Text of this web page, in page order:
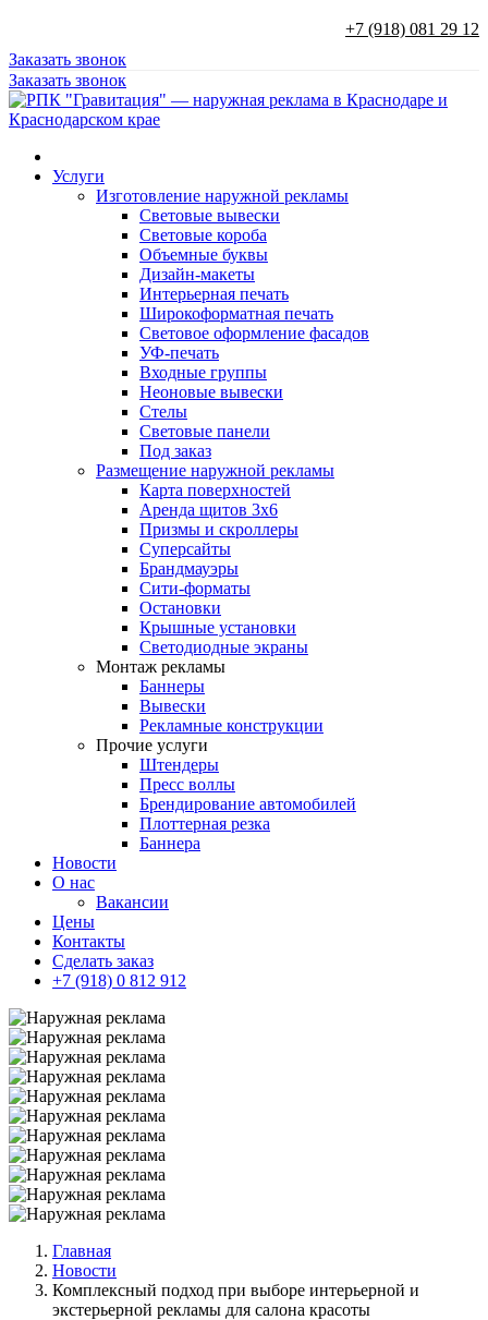
+7 (918) 081 29 12
Заказать звонок
Заказать звонок
Услуги
Изготовление наружной рекламы
Световые вывески
Световые короба
Объемные буквы
Дизайн-макеты
Интерьерная печать
Широкоформатная печать
Световое оформление фасадов
УФ-печать
Входные группы
Неоновые вывески
Стелы
Световые панели
Под заказ
Размещение наружной рекламы
Карта поверхностей
Аренда щитов 3х6
Призмы и скроллеры
Суперсайты
Брандмауэры
Сити-форматы
Остановки
Крышные установки
Светодиодные экраны
Монтаж рекламы
Баннеры
Вывески
Рекламные конструкции
Прочие услуги
Штендеры
Пресс воллы
Брендирование автомобилей
Плоттерная резка
Баннера
Новости
О нас
Вакансии
Цены
Контакты
Сделать заказ
+7 (918) 0 812 912
Главная
Новости
Комплексный подход при выборе интерьерной и
экстерьерной рекламы для салона красоты